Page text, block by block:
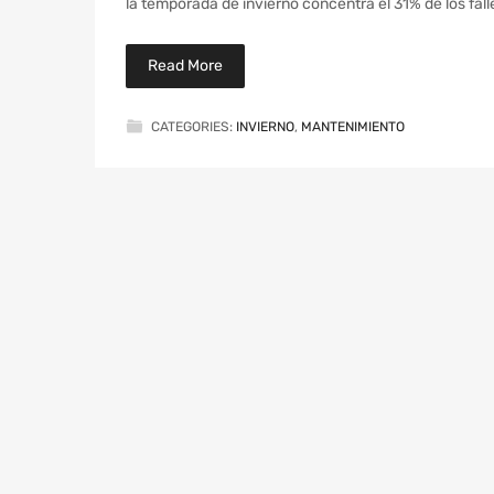
la temporada de invierno concentra el 31% de los
Read More
CATEGORIES: INVIERNO, MANTENIMIENTO